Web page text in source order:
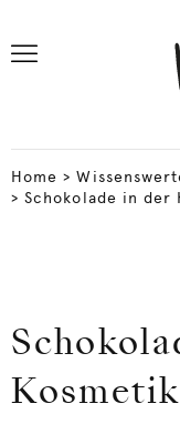
Home >
>Schokolade in der
Kosmetik